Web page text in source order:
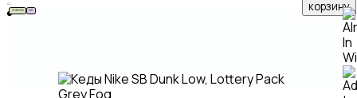
42
НОВИНКА ХИТ